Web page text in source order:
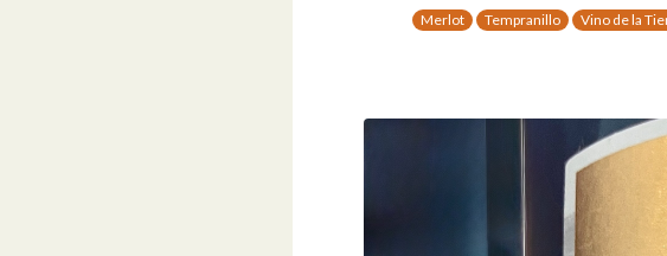
Merlot Tempranillo Vino de la